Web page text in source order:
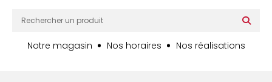
Notre magasin Nos horaires Nos réalisations